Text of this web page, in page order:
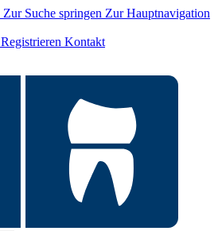
Zur Suche springen Zur Hauptnavigation
Registrieren Kontakt